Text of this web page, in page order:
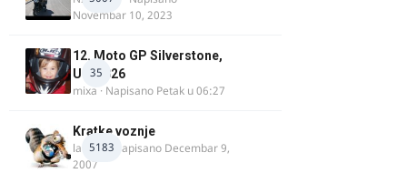
Novembar 10, 2023
35
12. Moto GP Silverstone,
UK, 2026
mixa · Napisano Petak u 06:27
5183
Kratke voznje
lalajko· Napisano Decembar 9,
2007